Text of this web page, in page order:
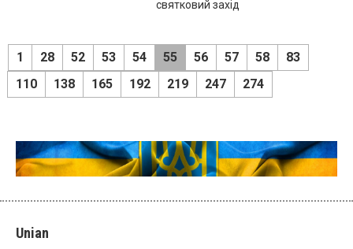
святковий захід
1 28 52 53 54 55 56 57 58
83
110
138 165 192 219 247 274
Unian